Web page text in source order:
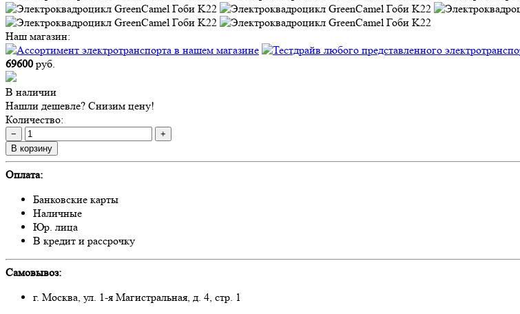
Наш магазин:
69600 руб.
В наличии
Нашли дешевле? Снизим цену!
Количество:
−
+
В корзину
Оплата:
Банковские карты
Наличные
Юр. лица
В кредит и рассрочку
Самовывоз:
г. Москва, ул. 1-я Магистральная, д. 4, стр. 1